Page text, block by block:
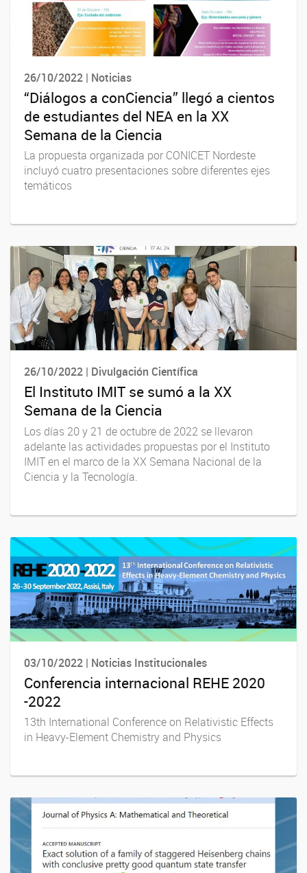
26/10/2022 | Noticias
“Diálogos a conCiencia” llegó a cientos
de estudiantes del NEA en la XX
Semana de la Ciencia
La propuesta organizada por CONICET Nordeste
incluyó cuatro presentaciones sobre diferentes ejes
temáticos
26/10/2022 | Divulgación Científica
El Instituto IMIT se sumó a la XX
Semana de la Ciencia
Los días 20 y 21 de octubre de 2022 se llevaron
adelante las actividades propuestas por el Instituto
IMIT en el marco de la XX Semana Nacional de la
Ciencia y la Tecnología.
03/10/2022 | Noticias Institucionales
Conferencia internacional REHE 2020
-2022
13th International Conference on Relativistic Effects
in Heavy-Element Chemistry and Physics